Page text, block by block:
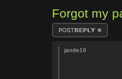
Forgot my
Antwort erstellen
jande16